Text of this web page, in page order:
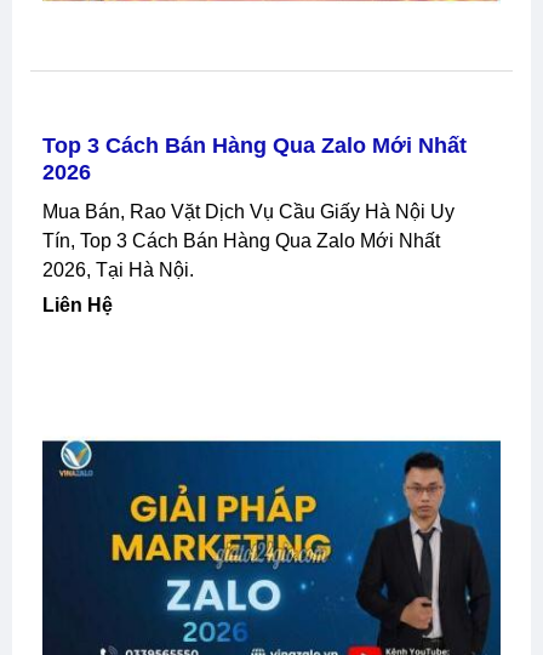
Top 3 Cách Bán Hàng Qua Zalo Mới Nhất
2026
Mua Bán, Rao Vặt Dịch Vụ Cầu Giấy Hà Nội Uy
Tín, Top 3 Cách Bán Hàng Qua Zalo Mới Nhất
2026, Tại Hà Nội.
Liên Hệ